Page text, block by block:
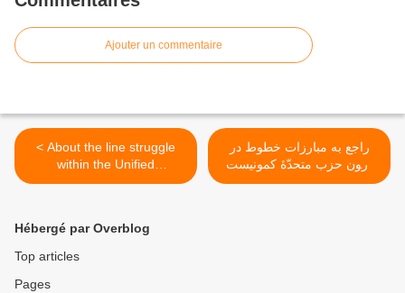
Ajouter un commentaire
< About the line struggle
within the Unified
Communist Party of Nepal
راجع به مبارزات خطوط در
درون حزب متحدّۀ کمونیست
نپال (مائوئیست) >
Hébergé par Overblog
Top articles
Pages